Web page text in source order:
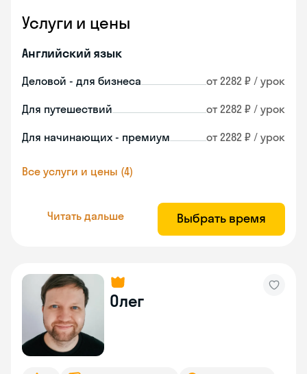
Услуги и цены
Английский язык
Деловой - для бизнеса от 2282 ₽ / урок
Для путешествий от 2282 ₽ / урок
Для начинающих - премиум от 2282 ₽ / урок
Все услуги и цены (4)
Читать дальше Выбрать время
Олег